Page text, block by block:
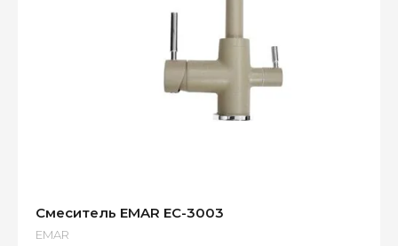
Смеситель EMAR EC-3003
EMAR